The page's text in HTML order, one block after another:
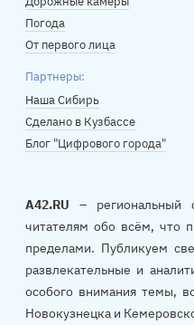
Погода
От первого лица
Партнеры:
Наша Сибирь
Сделано в Кузбассе
Блог "Цифрового города"
A42.RU – региональный
читателям обо всём, что
пределами. Публикуем
развлекательные и
особого внимания темы,
Новокузнецка и